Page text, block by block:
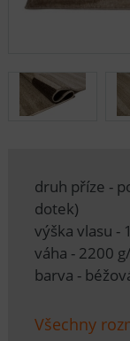
druh příze -
dotek)
výška vlasu -
váha - 2200
barva -
Všechny